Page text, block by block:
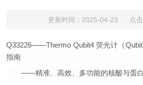
更新时间：2025-04-23 点击
Q33226——Thermo Qubit4 荧光计（Qubit
指南
——精准、高效、多功能的核酸与蛋